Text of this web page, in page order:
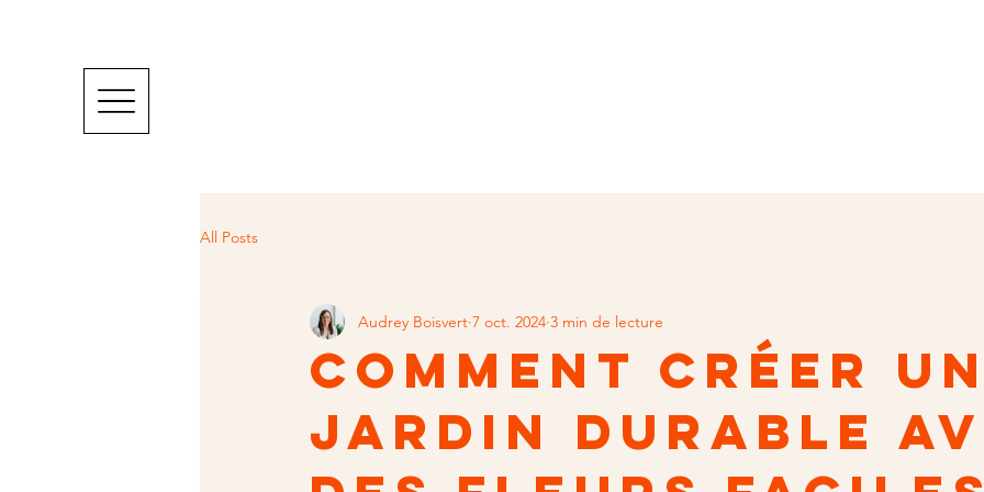
All Posts
Comment créer un
jardin durable
Audrey Boisvert 7 oct. 2024 3 min de lecture